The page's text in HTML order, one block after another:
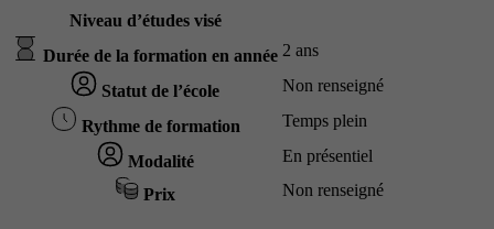
Niveau d’études visé
Durée de la formation en année 2 ans
Statut de l’école Non renseigné
Rythme de formation Temps plein
Modalité En présentiel
Prix Non renseigné